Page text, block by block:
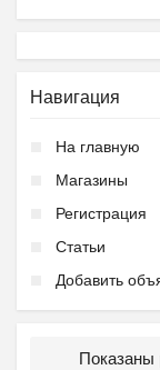
Навигация
На главную
Магазины
Регистрация
Статьи
Добавить
Показаны